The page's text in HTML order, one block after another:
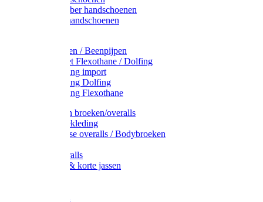
PVC / Rubber handschoenen
Katoenen handschoenen
Plukmouwen / Beenpijpen
Reparatieset Flexothane / Dolfing
Regenkleding import
Regenkleding Dolfing
Regenkleding Flexothane
Toebehoren broeken/overalls
Signalisatiekleding
Amerikaanse overalls / Bodybroeken
Kinderoveralls
Stofjassen & korte jassen